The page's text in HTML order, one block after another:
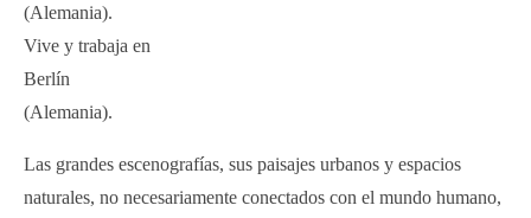
(Alemania).
Vive y trabaja en
Berlín
(Alemania).
Las grandes escenografías, sus paisajes urbanos y espacios
naturales, no necesariamente conectados con el mundo humano,